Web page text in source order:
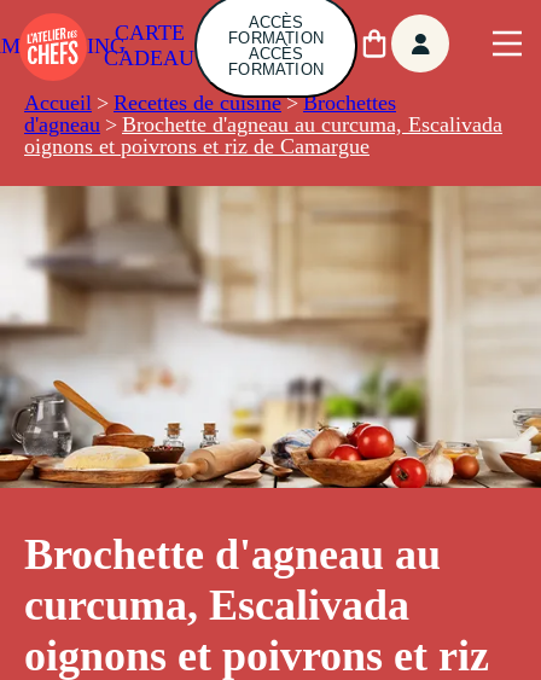
CARTE
CADEAU
ACCÈS
FORMATION
ACCÈS
FORMATION
Accueil > Recettes de cuisine > Brochettes
d'agneau > Brochette d'agneau au curcuma, Escalivada
oignons et poivrons et riz de Camargue
Brochette d'agneau au
curcuma, Escalivada
oignons et poivrons et riz